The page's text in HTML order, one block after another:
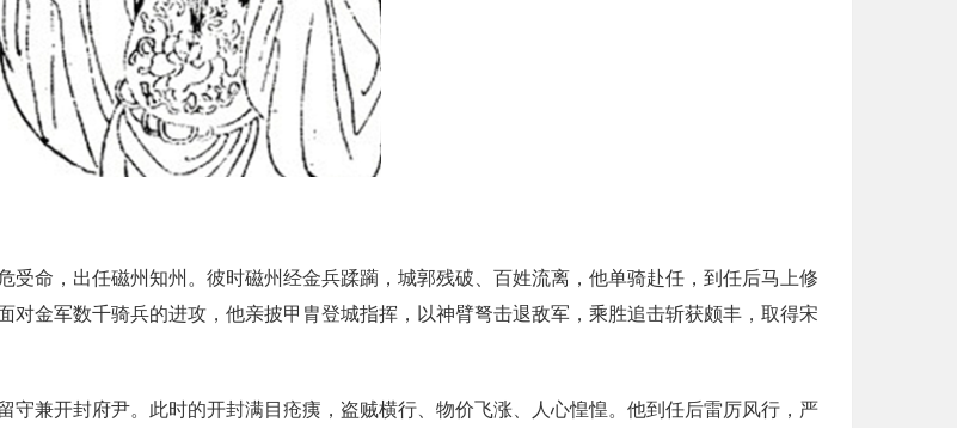
命，出任磁州知州。彼时磁州经金兵蹂躏，城郭残破、百姓流离，他单骑赴任，到任后马上修
金军数千骑兵的进攻，他亲披甲胄登城指挥，以神臂弩击退敌军，乘胜追击斩获颇丰，取得宋
守兼开封府尹。此时的开封满目疮痍，盗贼横行、物价飞涨、人心惶惶。他到任后雷厉风行，严